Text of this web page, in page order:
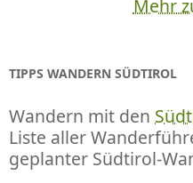
Mehr
TIPPS WANDERN SÜDTIROL
Wandern mit den
Liste aller
geplanter Südtirol-